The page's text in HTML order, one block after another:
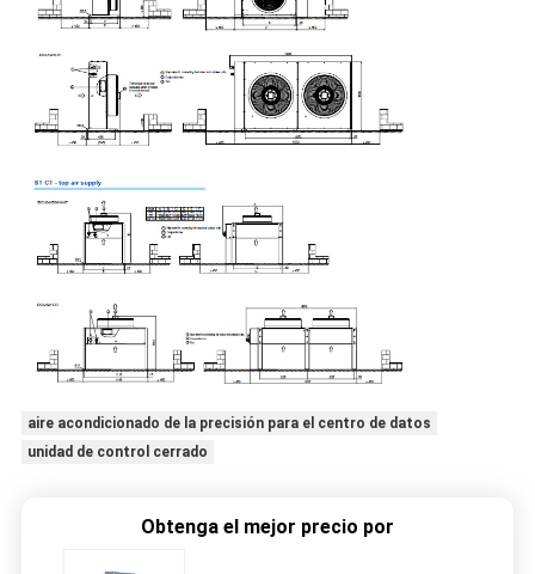
aire acondicionado de la precisión para el centro de datos
unidad de control cerrado
Obtenga el mejor precio por